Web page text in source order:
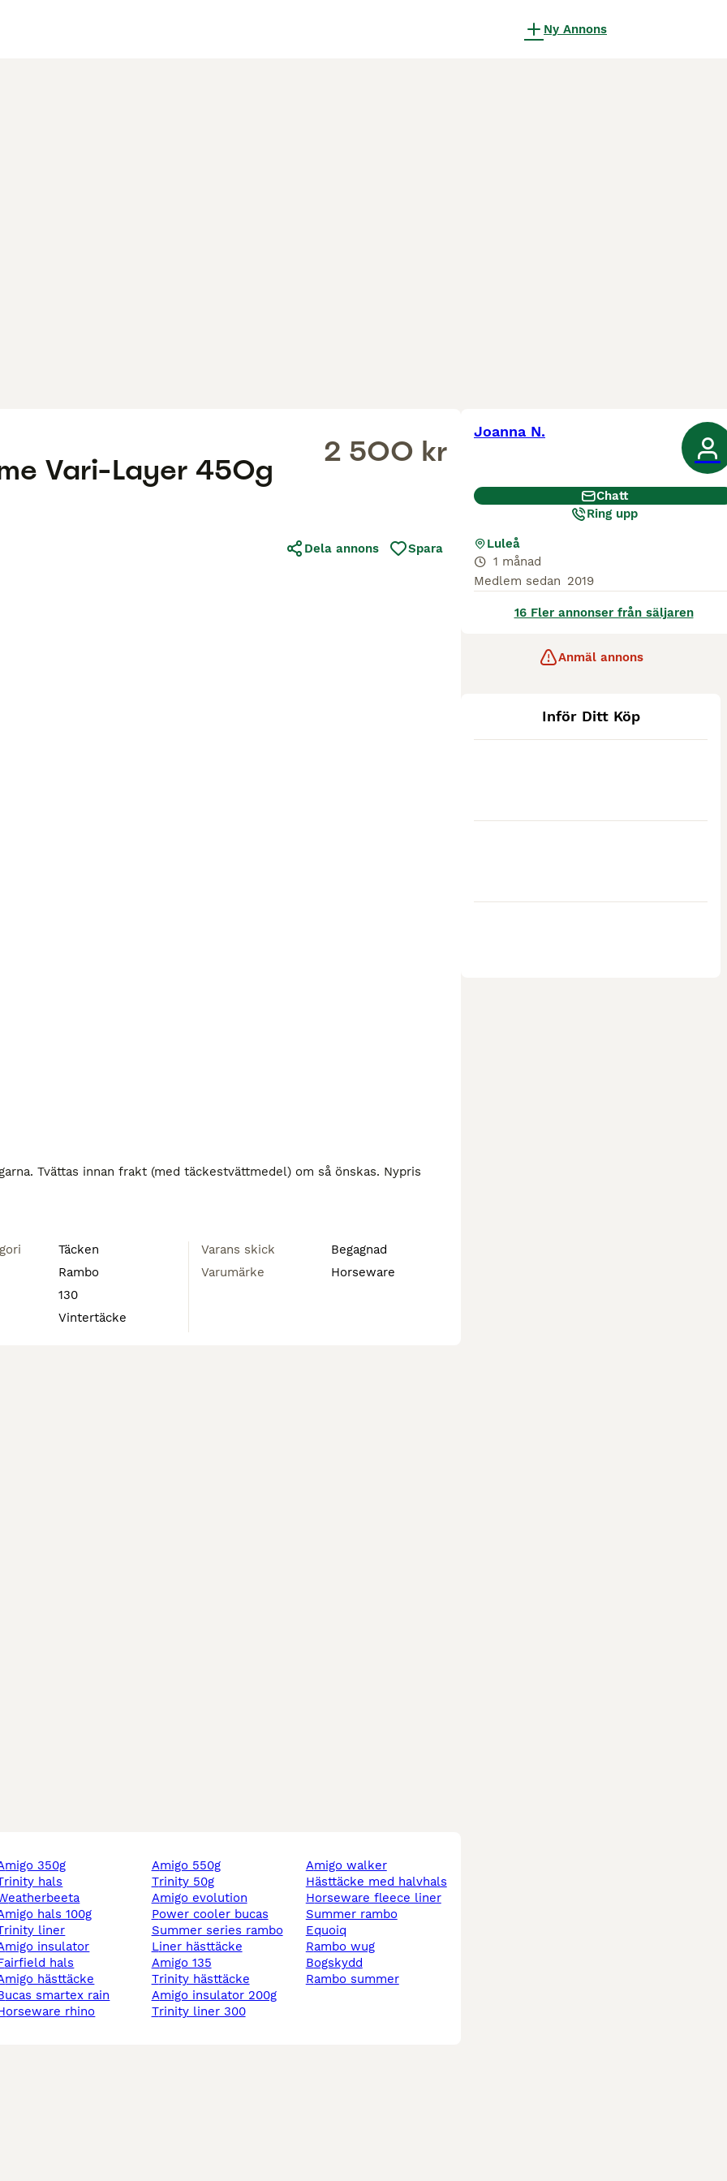
Ny Annons
Vari-Layer 450g
2 500 kr
Dela annons Spara
Tvättas innan frakt (med täckestvättmedel) om så önskas. Nypris
Täcken
Rambo
130
Vintertäcke
Varans skick
Begagnad
Varumärke
Horseware
amigo 350g
trinity hals
weatherbeeta
amigo hals 100g
trinity liner
amigo insulator
fairfield hals
amigo hästtäcke
bucas smartex rain
horseware rhino
amigo 550g
trinity 50g
amigo evolution
power cooler bucas
summer series rambo
liner hästtäcke
amigo 135
trinity hästtäcke
amigo insulator 200g
trinity liner 300
amigo walker
hästtäcke med halvhals
horseware fleece liner
summer rambo
equoiq
rambo wug
bogskydd
rambo summer
Joanna N.
Chatt
Ring upp
Luleå
1 månad
Medlem sedan 2019
16 Fler annonser från säljaren
Anmäl annons
Inför Ditt Köp